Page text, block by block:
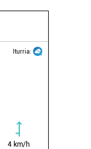
Iturria:
4 km/h